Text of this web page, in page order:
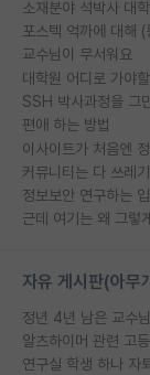
소재분야 석박사 대
교수님이 무서워요
대학원 어디로 가야
편애 하는 방법
이사이트가 처음엔
커뮤니티는 다 쓰레기
근데 여기는 왜 그렇
자유 게시판(아무
정년 4년 남은 교수님
알츠하이머 관련 고
연구실 학생 하나 자